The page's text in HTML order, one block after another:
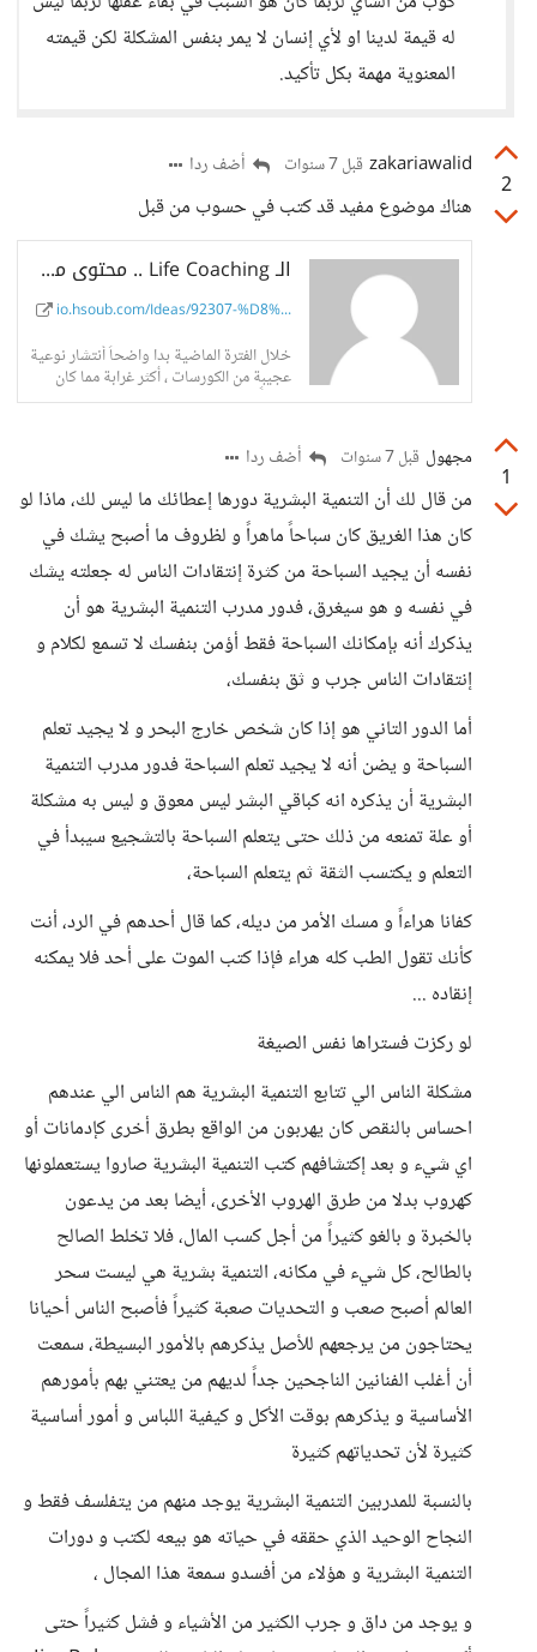
له قيمة لدينا او لأي إنسان لا يمر بنفس المشكلة لكن قيمته
المعنوية مهمة بكل تأكيد.
2
zakariawalid قبل 7 سنوات أضف ردا
هناك موضوع مفيد قد كتب في حسوب من قبل
الـ Life Coaching .. محتوى مفيد أم نصب آخر ؟ - حسوب I/O
io.hsoub.com/Ideas/92307-%D8%...
خلال الفترة الماضية بدا واضحاً أنتشار نوعية
عجيبة من الكورسات ، أكثر غرابة مما كان
سائداً
1
مجهول قبل 7 سنوات أضف ردا
من قال لك أن التنمية البشرية دورها إعطائك ما ليس لك، ماذا لو
كان هذا الغريق كان سباحاً ماهراً و لظروف ما أصبح يشك في
نفسه أن يجيد السباحة من كثرة إنتقادات الناس له جعلته يشك
في نفسه و هو سيغرق، فدور مدرب التنمية البشرية هو أن
يذكرك أنه بإمكانك السباحة فقط أؤمن بنفسك لا تسمع لكلام و
إنتقادات الناس جرب و ثق بنفسك،
أما الدور التاني هو إذا كان شخص خارج البحر و لا يجيد تعلم
السباحة و يضن أنه لا يجيد تعلم السباحة فدور مدرب التنمية
البشرية أن يذكره انه كباقي البشر ليس معوق و ليس به مشكلة
أو علة تمنعه من ذلك حتى يتعلم السباحة بالتشجيع سيبدأ في
التعلم و يكتسب الثقة ثم يتعلم السباحة،
كفانا هراءاً و مسك الأمر من ديله، كما قال أحدهم في الرد، أنت
كأنك تقول الطب كله هراء فإذا كتب الموت على أحد فلا يمكنه
إنقاده ...
لو ركزت فستراها نفس الصيغة
مشكلة الناس الي تتابع التنمية البشرية هم الناس الي عندهم
احساس بالنقص كان يهربون من الواقع بطرق أخرى كإدمانات أو
اي شيء و بعد إكتشافهم كتب التنمية البشرية صاروا يستعملونها
كهروب بدلا من طرق الهروب الأخرى، أيضا بعد من يدعون
بالخبرة و بالغو كثيراً من أجل كسب المال، فلا تخلط الصالح
بالطالح، كل شيء في مكانه، التنمية بشرية هي ليست سحر
العالم أصبح صعب و التحديات صعبة كثيراً فأصبح الناس أحيانا
يحتاجون من يرجعهم للأصل يذكرهم بالأمور البسيطة، سمعت
أن أغلب الفنانين الناجحين جداً لديهم من يعتني بهم بأمورهم
الأساسية و يذكرهم بوقت الأكل و كيفية اللباس و أمور أساسية
كثيرة لأن تحدياتهم كثيرة
بالنسبة للمدربين التنمية البشرية يوجد منهم من يتفلسف فقط و
النجاح الوحيد الذي حققه في حياته هو بيعه لكتب و دورات
التنمية البشرية و هؤلاء من أفسدو سمعة هذا المجال ،
و يوجد من داق و جرب الكثير من الأشياء و فشل كثيراً حتى